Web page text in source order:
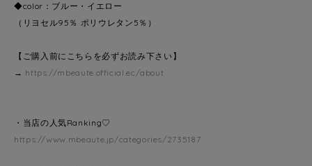
◆color：ブルー・イエロー
（リヨセル95％ ポリウレタン5％）
【ご購入前にこちらを必ずお読み下さい】
→ https://mbeaute.official.ec/about
・当店の人気Ranking♡
https://www.mbeaute.jp/categories/2735187